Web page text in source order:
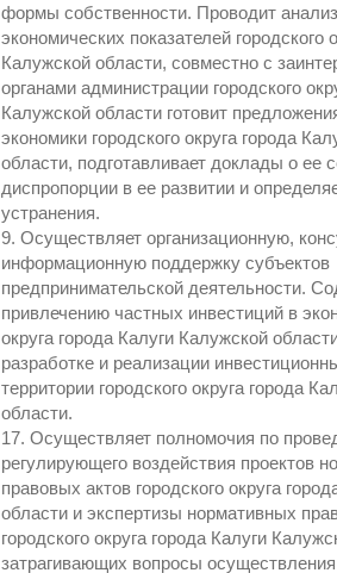
формы собственности. Проводит
экономических показателей городского
Калужской области, совместно с
органами администрации городского
Калужской области готовит
экономики городского округа города
области, подготавливает доклады о ее
диспропорции в ее развитии и
устранения.
9. Осуществляет организационную,
информационную поддержку субъектов
предпринимательской деятельности.
привлечению частных инвестиций в
округа города Калуги Калужской
разработке и реализации
территории городского округа города
области.
17. Осуществляет полномочия по
регулирующего воздействия проектов
правовых актов городского округа
области и экспертизы нормативных
городского округа города Калуги
затрагивающих вопросы осуществления